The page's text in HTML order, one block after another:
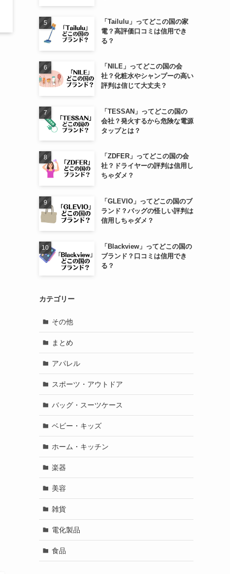
「Tailulu」ってどこの国の家
電？高評価口コミは信用でき
る？
「NILE」ってどこの国の会
社？化粧水やシャンプーの高い
評判は信じて大丈夫？
「TESSAN」ってどこの国の
会社？発火するから危険な電源
タップとは？
「ZDFER」ってどこの国の会
社？ドライヤーの評判は信用し
ちゃダメ？
「GLEVIO」ってどこの国のブ
ランド？バッグの怪しい評判は
信用しちゃダメ？
「Blackview」ってどこの国の
ブランド？口コミは信用でき
る？
カテゴリー
その他
まとめ
アパレル
スポーツ・アウトドア
バッグ・スーツケース
ベビー・キッズ
ホーム・キッチン
楽器
美容
雑貨
電化製品
食品